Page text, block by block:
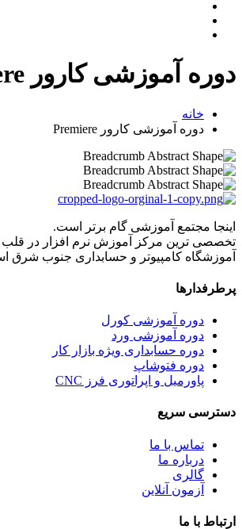
دوره آموزشی کارور Premiere
خانه
دوره آموزشی کارور Premiere
اینجا مجتمع آموزشی گام برتر است.
تخصصی ترین مرکز آموزش نرم افزار در قلب
آموزشگاه کامپیوتر و حسابداری جنوب شرق
پرطرفدارها
دوره آموزشی کورل
دوره آموزشی ورد
دوره حسابداری ویژه بازار کار
دوره فتوشاپ
پاورمیل و اپراتوری فرز CNC
دسترسی سریع
تماس با ما
درباره ما
گالری
آزمون آنلاین
ارتباط با ما